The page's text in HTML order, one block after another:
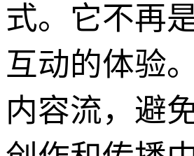
式。它不再
互动的体验
内容流，避